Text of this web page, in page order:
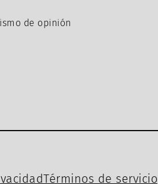
de opinión
Términos de servicio